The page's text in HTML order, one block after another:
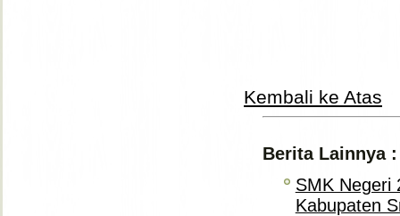
Kembali ke Atas
Berita Lainnya :
SMK Negeri
Kabupaten